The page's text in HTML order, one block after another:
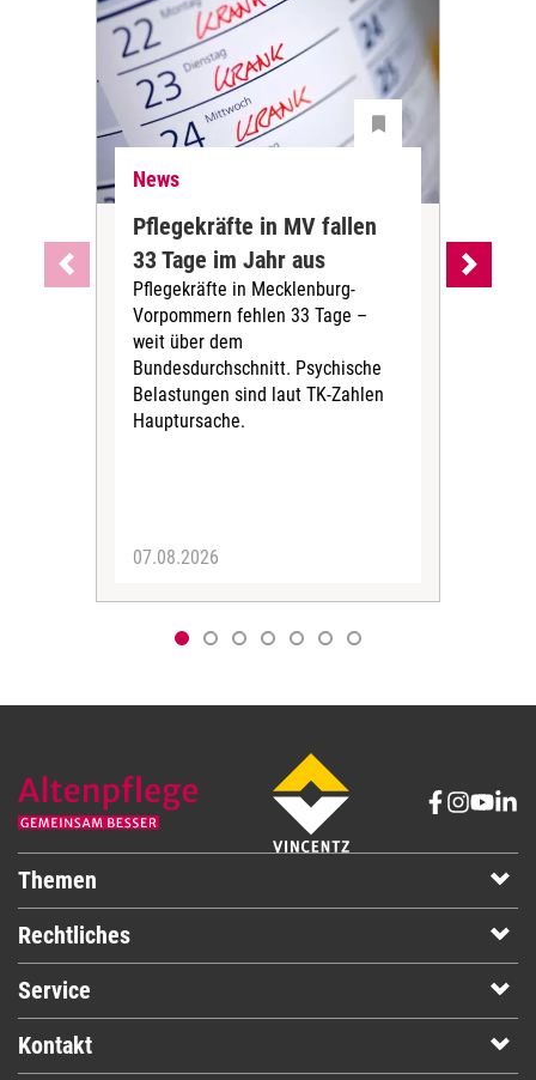
News
Pflegekräfte in MV fallen
33 Tage im Jahr aus
Pflegekräfte in Mecklenburg-
Vorpommern fehlen 33 Tage –
weit über dem
Bundesdurchschnitt. Psychische
Belastungen sind laut TK-Zahlen
Hauptursache.
07.08.2026
Themen
Rechtliches
Service
Kontakt